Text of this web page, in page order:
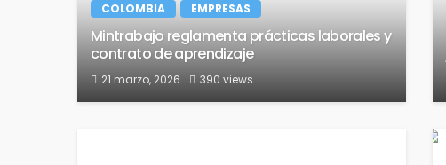
COLOMBIA EMPRESAS
Mintrabajo reglamenta prácticas laborales y
contrato de aprendizaje
21 marzo, 2026 390 views